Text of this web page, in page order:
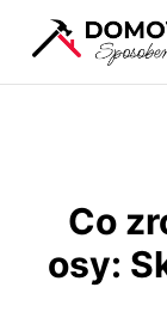
Co
osy: